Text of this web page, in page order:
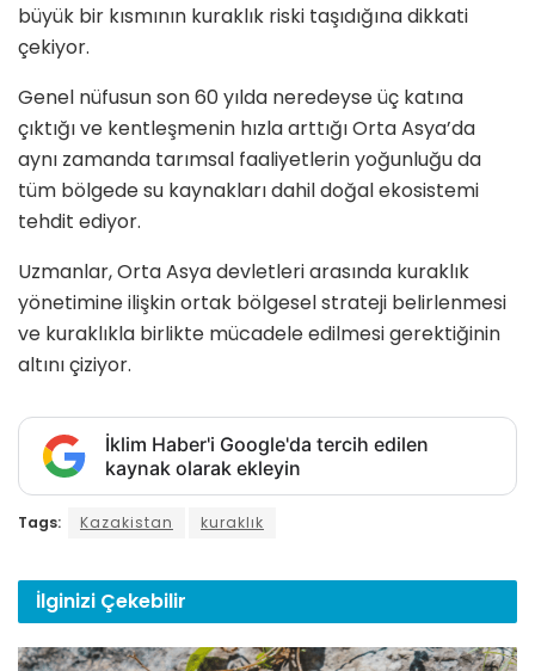
büyük bir kısmının kuraklık riski taşıdığına dikkati
çekiyor.
Genel nüfusun son 60 yılda neredeyse üç katına
çıktığı ve kentleşmenin hızla arttığı Orta Asya’da
aynı zamanda tarımsal faaliyetlerin yoğunluğu da
tüm bölgede su kaynakları dahil doğal ekosistemi
tehdit ediyor.
Uzmanlar, Orta Asya devletleri arasında kuraklık
yönetimine ilişkin ortak bölgesel strateji belirlenmesi
ve kuraklıkla birlikte mücadele edilmesi gerektiğinin
altını çiziyor.
İklim Haber'i Google'da tercih edilen
kaynak olarak ekleyin
Tags: Kazakistan kuraklık
İlginizi Çekebilir